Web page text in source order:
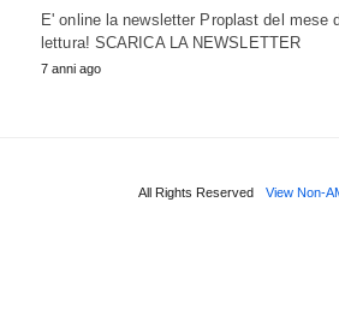
E' online la newsletter Proplast del mese
lettura! SCARICA LA NEWSLETTER
7 anni ago
All Rights Reserved View Non-